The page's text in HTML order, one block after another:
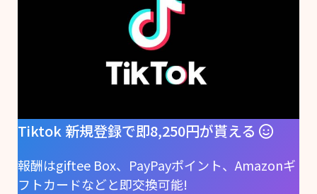
Tiktok 新規登録で即8,250円が貰える
報酬はgiftee Box、PayPayポイント、Amazonギ
フトカードなどと即交換可能!